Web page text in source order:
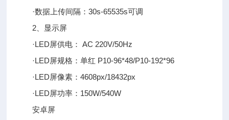
·数据上传间隔：30s-65535s可调
2、显示屏
·LED屏供电： AC 220V/50Hz
·LED屏规格：单红 P10-96*48/P10-192*96
·LED屏像素：4608px/18432px
·LED屏功率：150W/540W
安卓屏